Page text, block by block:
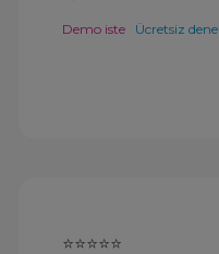
Demo iste Ücretsiz dene
⭐⭐⭐⭐⭐